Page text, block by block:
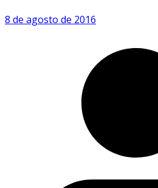
8 de agosto de 2016